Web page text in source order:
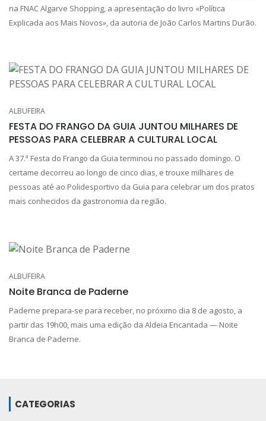
na FNAC Algarve Shopping, a apresentação do livro «Política
Explicada aos Mais Novos», da autoria de João Carlos Martins Durão.
ALBUFEIRA
FESTA DO FRANGO DA GUIA JUNTOU MILHARES DE
PESSOAS PARA CELEBRAR A CULTURAL LOCAL
A 37.ª Festa do Frango da Guia terminou no passado domingo. O
certame decorreu ao longo de cinco dias, e trouxe milhares de
pessoas até ao Polidesportivo da Guia para celebrar um dos pratos
mais conhecidos da gastronomia da região.
ALBUFEIRA
Noite Branca de Paderne
Paderne prepara-se para receber, no próximo dia 8 de agosto, a
partir das 19h00, mais uma edição da Aldeia Encantada — Noite
Branca de Paderne.
CATEGORIAS